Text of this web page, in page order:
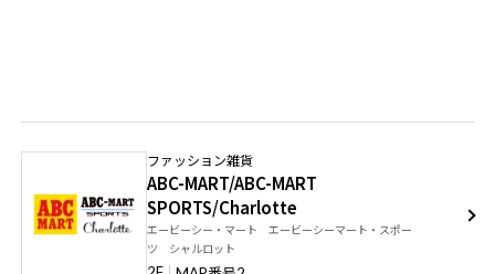
ファッション雑貨
ABC-MART/ABC-MART
SPORTS/Charlotte
エービーシー・マート エービーシーマート・スポー
ツ シャルロット